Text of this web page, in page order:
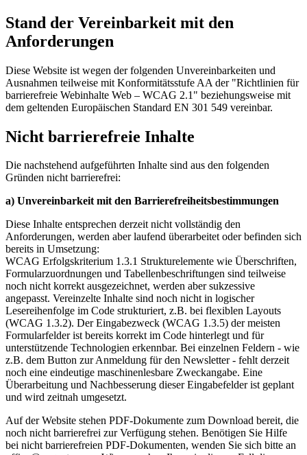
Stand der Vereinbarkeit mit den
Anforderungen
Diese Website ist wegen der folgenden Unvereinbarkeiten und
Ausnahmen teilweise mit Konformitätsstufe AA der "Richtlinien für
barrierefreie Webinhalte Web – WCAG 2.1" beziehungsweise mit
dem geltenden Europäischen Standard EN 301 549 vereinbar.
Nicht barrierefreie Inhalte
Die nachstehend aufgeführten Inhalte sind aus den folgenden
Gründen nicht barrierefrei:
a) Unvereinbarkeit mit den Barrierefreiheitsbestimmungen
Diese Inhalte entsprechen derzeit nicht vollständig den
Anforderungen, werden aber laufend überarbeitet oder befinden sich
bereits in Umsetzung:
WCAG Erfolgskriterium 1.3.1 Strukturelemente wie Überschriften,
Formularzuordnungen und Tabellenbeschriftungen sind teilweise
noch nicht korrekt ausgezeichnet, werden aber sukzessive
angepasst. Vereinzelte Inhalte sind noch nicht in logischer
Lesereihenfolge im Code strukturiert, z.B. bei flexiblen Layouts
(WCAG 1.3.2). Der Eingabezweck (WCAG 1.3.5) der meisten
Formularfelder ist bereits korrekt im Code hinterlegt und für
unterstützende Technologien erkennbar. Bei einzelnen Feldern - wie
z.B. dem Button zur Anmeldung für den Newsletter - fehlt derzeit
noch eine eindeutige maschinenlesbare Zweckangabe. Eine
Überarbeitung und Nachbesserung dieser Eingabefelder ist geplant
und wird zeitnah umgesetzt.
Auf der Website stehen PDF-Dokumente zum Download bereit, die
noch nicht barrierefrei zur Verfügung stehen. Benötigen Sie Hilfe
bei nicht barrierefreien PDF-Dokumenten, wenden Sie sich bitte an